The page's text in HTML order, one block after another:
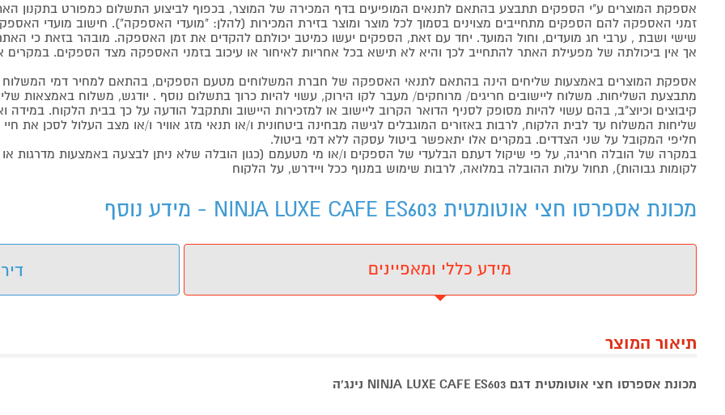
אספקת המוצרים ע"י הספקים תתבצע בהתאם לתנאים המופיעים בדף המכירה של המוצר, בכפוף לביצוע התשלום כמפורט בתקנון
זמני האספקה להם הספקים מתחייבים מצוינים בסמוך לכל מוצר ומוצר בזירת המכירות (להלן: "מועדי האספקה"). חישוב מועדי
שישי ושבת , ערבי חג מועדים, וחול המועד. יחד עם זאת, הספקים יעשו כמיטב יכולתם להקדים את זמן האספקה. מובהר בזאת כי
אך אין ביכולתה של מפעילת האתר להתחייב לכך והיא לא תישא בכל אחריות לאיחור או עיכוב בזמני האספקה מצד הספקים. במקרים
אספקת המוצרים באמצעות שליחים הינה בהתאם לתנאי האספקה של חברת המשלוחים מטעם הספקים, בהתאם למחיר דמי המשלוח
מתבצעת השליחות. משלוח ליישובים חריגים/ מרוחקים/ מעבר לקו הירוק, עשוי להיות כרוך בתשלום נוסף . יודגש, משלוח באמצאות
קיבוצים וכיוצ"ב, בהם עשוי להיות מסופק לסניף הדואר הקרוב ליישוב או למזכירות היישוב ותתקבל הודעה על כך בבית הלקוח.
שליחות המשלוח עד לבית הלקוח, לרבות באזורים המוגבלים לגישה מבחינה ביטחונית ו/או תנאי מזג אוויר ו/או מצב העלול לסכן את
חליפי המקובל על שני הצדדים. במקרים אלו יתאפשר ביטול עסקה ללא דמי ביטול.
במקרה של הובלה חריגה, על פי שיקול דעתם הבלעדי של הספקים ו/או מי מטעמם (כגון הובלה שלא ניתן לבצעה באמצעות מדרגות
לקומות גבוהות), תחול עלות ההובלה במלואה, לרבות שימוש במנוף ככל ויידרש, על הלקוח
מכונת אספרסו חצי אוטומטית NINJA LUXE CAFE ES603 - מידע נוסף
מידע כללי ומאפיינים
תיאור המוצר
מכונת אספרסו חצי אוטומטית דגם NINJA LUXE CAFE ES603 נינג'ה